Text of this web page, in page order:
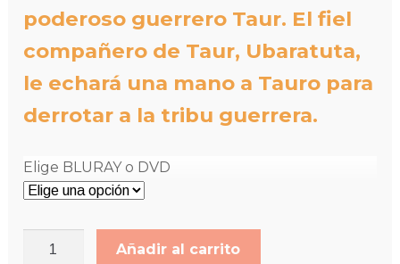
poderoso guerrero Taur. El fiel
compañero de Taur, Ubaratuta,
le echará una mano a Tauro para
derrotar a la tribu guerrera.
Elige BLURAY o DVD
Añadir al carrito